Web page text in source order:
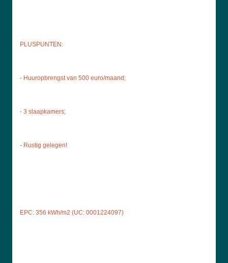
PLUSPUNTEN:
- Huuropbrengst van 500 euro/maand;
- 3 slaapkamers;
- Rustig gelegen!
EPC: 356 kWh/m2 (UC: 0001224097)